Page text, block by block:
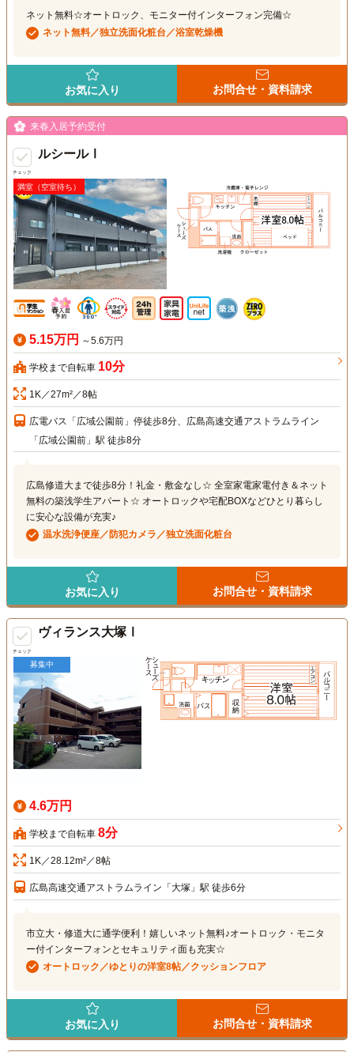
ネット無料☆オートロック、モニター付インターフォン完備☆
ネット無料／独立洗面化粧台／浴室乾燥機
お気に入り お問合せ・資料請求
チェック
来春入居予約受付
ルシールⅠ
満室（空室待ち）
5.15万円 ～5.6万円
学校まで自転車 10分
1K／27m²／8帖
広電バス「広域公園前」停徒歩8分、広島高速交通アストラムライン
「広域公園前」駅 徒歩8分
広島修道大まで徒歩8分！礼金・敷金なし☆ 全室家電家電付き＆ネット
無料の築浅学生アパート☆ オートロックや宅配BOXなどひとり暮らし
に安心な設備が充実♪
温水洗浄便座／防犯カメラ／独立洗面化粧台
お気に入り お問合せ・資料請求
チェック
ヴィランス大塚Ⅰ
募集中
4.6万円
学校まで自転車 8分
1K／28.12m²／8帖
広島高速交通アストラムライン「大塚」駅 徒歩6分
市立大・修道大に通学便利！嬉しいネット無料♪オートロック・モニタ
ー付インターフォンとセキュリティ面も充実☆
オートロック／ゆとりの洋室8帖／クッションフロア
お気に入り お問合せ・資料請求